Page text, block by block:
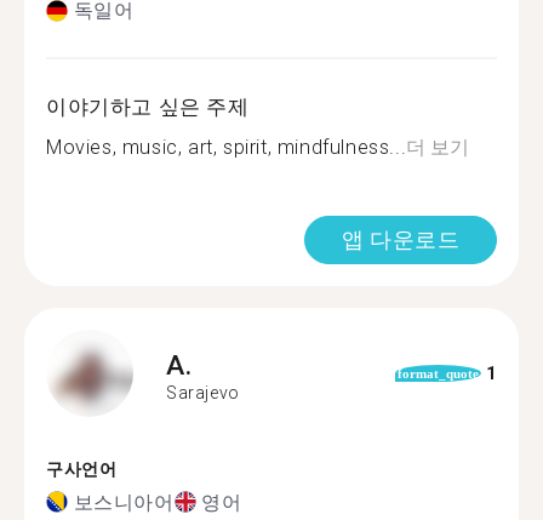
독일어
이야기하고 싶은 주제
Movies, music, art, spirit, mindfulness...더 보기
앱 다운로드
A.
Sarajevo
format_quote 1
구사언어
보스니아어 영어